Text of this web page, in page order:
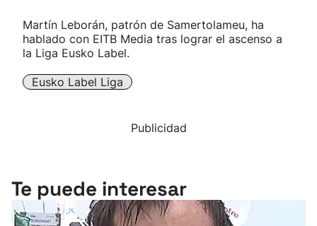
Martín Leborán, patrón de Samertolameu, ha
hablado con EITB Media tras lograr el ascenso a
la Liga Eusko Label.
Eusko Label Liga
Publicidad
Te puede interesar